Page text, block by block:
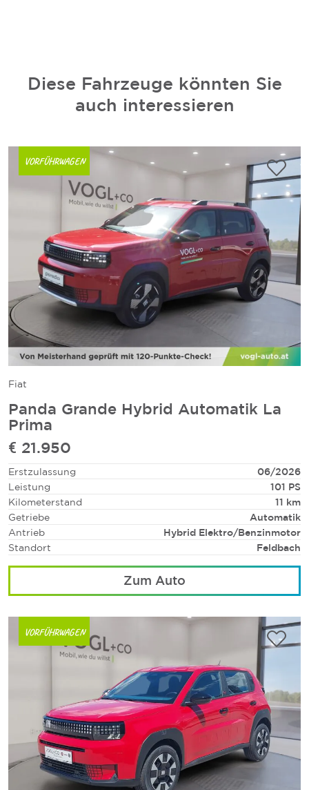
Diese Fahrzeuge könnten Sie
auch interessieren
VORFÜHRWAGEN
Fiat
Panda Grande Hybrid Automatik La
Prima
€ 21.950
Erstzulassung
06/2026
Leistung
101 PS
Kilometerstand
11 km
Getriebe
Automatik
Antrieb
Hybrid Elektro/Benzinmotor
Standort
Feldbach
Zum Auto
VORFÜHRWAGEN